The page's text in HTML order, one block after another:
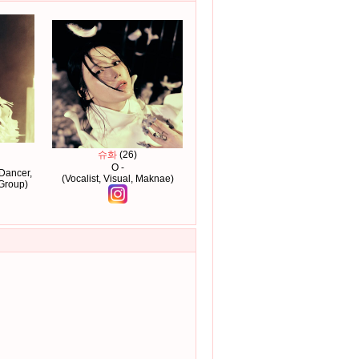
슈화 (26)
O -
(Vocalist, Visual, Maknae)